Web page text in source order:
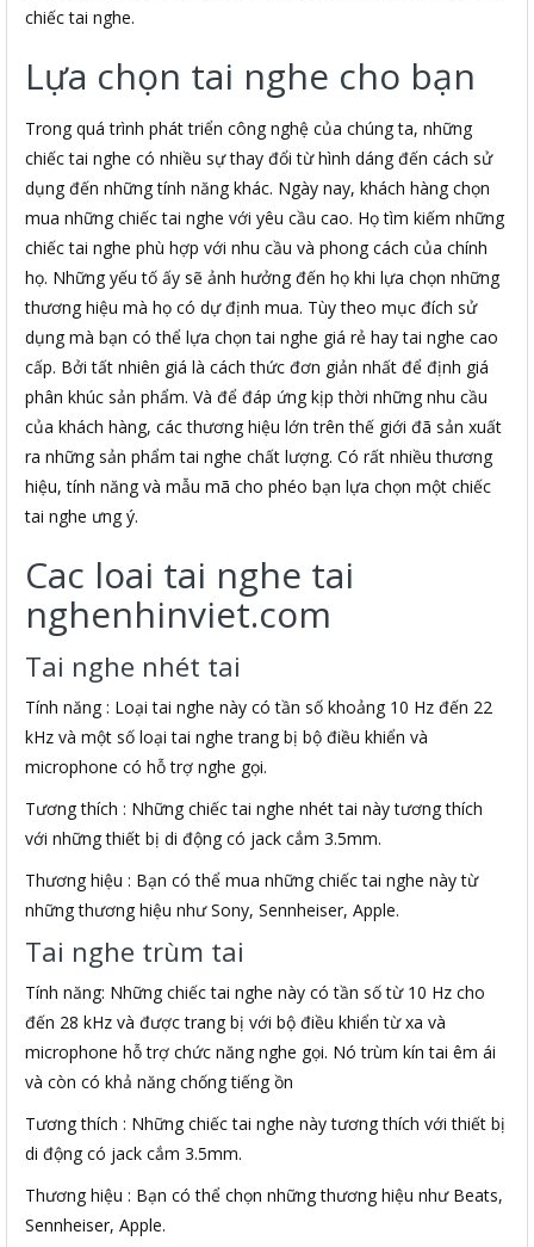
chiếc tai nghe.
Lựa chọn tai nghe cho bạn
Trong quá trình phát triển công nghệ của chúng ta, những
chiếc tai nghe có nhiều sự thay đổi từ hình dáng đến cách sử
dụng đến những tính năng khác. Ngày nay, khách hàng chọn
mua những chiếc tai nghe với yêu cầu cao. Họ tìm kiếm những
chiếc tai nghe phù hợp với nhu cầu và phong cách của chính
họ. Những yếu tố ấy sẽ ảnh hưởng đến họ khi lựa chọn những
thương hiệu mà họ có dự định mua. Tùy theo mục đích sử
dụng mà bạn có thể lựa chọn tai nghe giá rẻ hay tai nghe cao
cấp. Bởi tất nhiên giá là cách thức đơn giản nhất để định giá
phân khúc sản phẩm. Và để đáp ứng kịp thời những nhu cầu
của khách hàng, các thương hiệu lớn trên thế giới đã sản xuất
ra những sản phẩm tai nghe chất lượng. Có rất nhiều thương
hiệu, tính năng và mẫu mã cho phéo bạn lựa chọn một chiếc
tai nghe ưng ý.
Cac loai tai nghe tai
nghenhinviet.com
Tai nghe nhét tai
Tính năng : Loại tai nghe này có tần số khoảng 10 Hz đến 22
kHz và một số loại tai nghe trang bị bộ điều khiển và
microphone có hỗ trợ nghe gọi.
Tương thích : Những chiếc tai nghe nhét tai này tương thích
với những thiết bị di động có jack cắm 3.5mm.
Thương hiệu : Bạn có thể mua những chiếc tai nghe này từ
những thương hiệu như Sony, Sennheiser, Apple.
Tai nghe trùm tai
Tính năng: Những chiếc tai nghe này có tần số từ 10 Hz cho
đến 28 kHz và được trang bị với bộ điều khiển từ xa và
microphone hỗ trợ chức năng nghe gọi. Nó trùm kín tai êm ái
và còn có khả năng chống tiếng ồn
Tương thích : Những chiếc tai nghe này tương thích với thiết bị
di động có jack cắm 3.5mm.
Thương hiệu : Bạn có thể chọn những thương hiệu như Beats,
Sennheiser, Apple.